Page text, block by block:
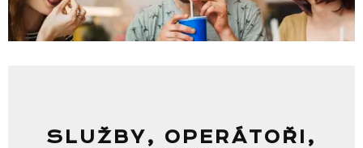
SLUŽBY, OPERÁTOŘI,